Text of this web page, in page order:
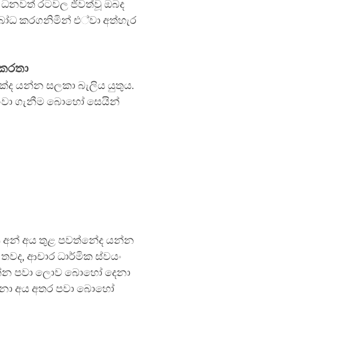
රටවල ජීවත්වූ ඔබද
කරගනිමින් එ්වා අත්හැර
යන්න සලකා බැලිය යුතුය.
ගැනීම බොහෝ සෙයින්
අන් අය තුළ පවත්නේද යන්න
ආචාර ධාර්මික ස්වයං
පවා ලොව බොහෝ දෙනා
අය අතර පවා බොහෝ